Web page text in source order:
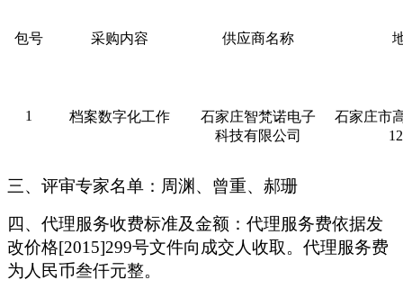
包号 采购内容 供应商名称
1 档案数字化工作
石家庄智梵诺电子
科技有限公司
石家庄市
三、评审专家名单 ： 周渊、曾重、郝珊
四 、代理服务收费标准及金额： 代理服务费依据发
改价格[2015]299号文件向成交人收取。代理服务费
为人民币叁仟元整。